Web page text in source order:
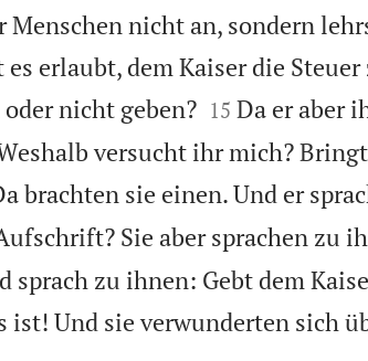
Menschen nicht an, sondern
erlaubt, dem Kaiser die
nicht geben?
15 Da er aber
versucht ihr mich?
brachten sie einen. Und er
Sie aber sprachen zu
sprach zu ihnen: Gebt dem
ist! Und sie verwunderten sich